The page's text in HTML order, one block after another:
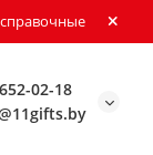
02-18